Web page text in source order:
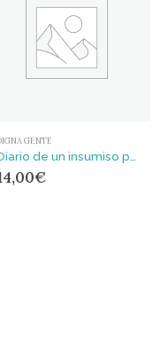
GENTE
€